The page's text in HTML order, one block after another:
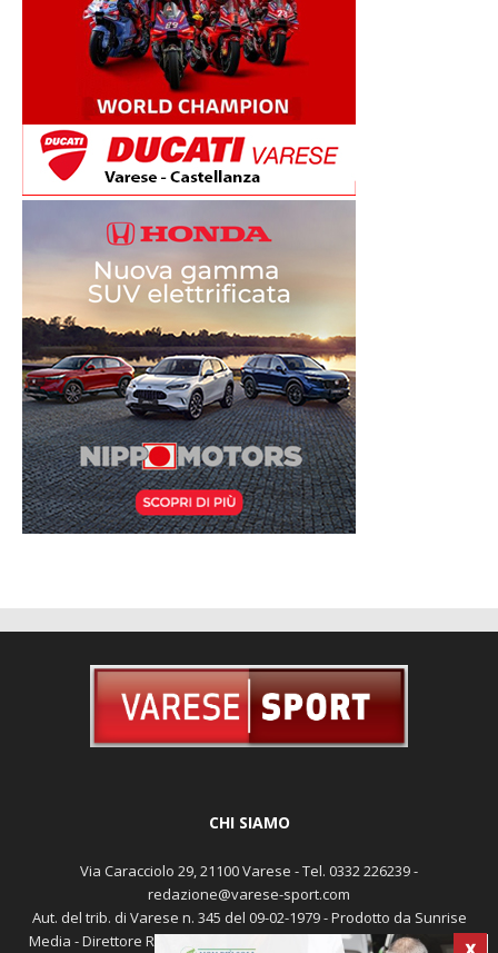
X
CHI SIAMO
Via Caracciolo 29, 21100 Varese - Tel. 0332 226239 -
redazione@varese-sport.com
Aut. del trib. di Varese n. 345 del 09-02-1979 - Prodotto da Sunrise
Media - Direttore Responsabile: Michele Marocco -Cookie policy